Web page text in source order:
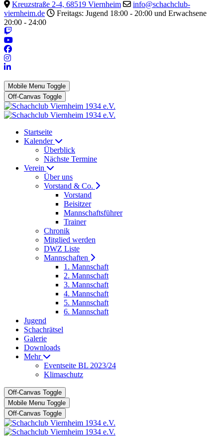
Kreuzstraße 2-4, 68519 Viernheim
info@schachclub-
viernheim.de
Freitags: Jugend 18:00 - 20:00 und Erwachsene
20:00 - 24:00
Mobile Menu Toggle
Off-Canvas Toggle
Startseite
Kalender
Überblick
Nächste Termine
Verein
Über uns
Vorstand & Co.
Vorstand
Beisitzer
Mannschaftsführer
Trainer
Chronik
Mitglied werden
DWZ Liste
Mannschaften
1. Mannschaft
2. Mannschaft
3. Mannschaft
4. Mannschaft
5. Mannschaft
6. Mannschaft
Jugend
Schachrätsel
Galerie
Downloads
Mehr
Eventseite BL 2023/24
Klimaschutz
Off-Canvas Toggle
Mobile Menu Toggle
Off-Canvas Toggle